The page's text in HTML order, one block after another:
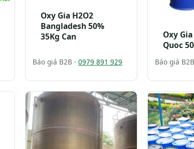
Oxy Gia H2O2
Bangladesh 50%
35Kg Can
Báo giá B2B · 0979 891 929
Oxy
Quoc
Báo giá B2B